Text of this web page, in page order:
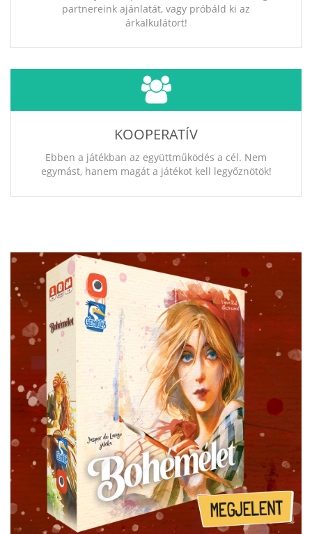
partnereink ajánlatát, vagy próbáld ki az
árkalkulátort!
KOOPERATÍV
Ebben a játékban az együttműködés a cél. Nem
egymást, hanem magát a játékot kell legyőznötök!